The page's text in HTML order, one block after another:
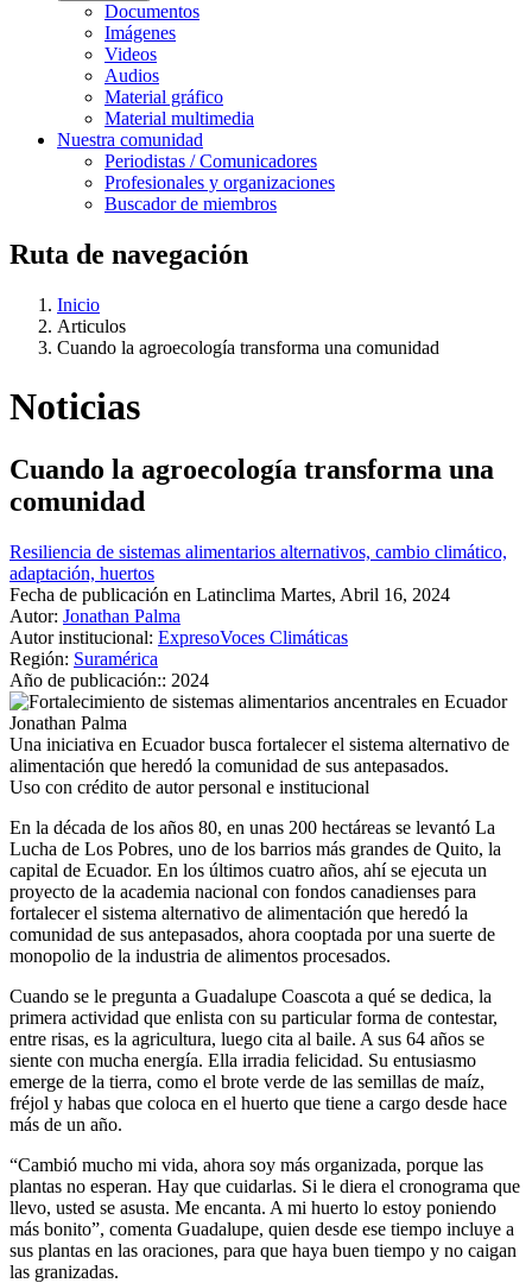
Documentos
Imágenes
Videos
Audios
Material gráfico
Material multimedia
Nuestra comunidad
Periodistas / Comunicadores
Profesionales y organizaciones
Buscador de miembros
Ruta de navegación
Inicio
Articulos
Cuando la agroecología transforma una comunidad
Noticias
Cuando la agroecología transforma una
comunidad
Resiliencia de sistemas alimentarios alternativos, cambio climático,
adaptación, huertos
Fecha de publicación en Latinclima Martes, Abril 16, 2024
Autor: Jonathan Palma
Autor institucional: ExpresoVoces Climáticas
Región: Suramérica
Año de publicación:: 2024
Jonathan Palma
Una iniciativa en Ecuador busca fortalecer el sistema alternativo de
alimentación que heredó la comunidad de sus antepasados.
Uso con crédito de autor personal e institucional
En la década de los años 80, en unas 200 hectáreas se levantó La
Lucha de Los Pobres, uno de los barrios más grandes de Quito, la
capital de Ecuador. En los últimos cuatro años, ahí se ejecuta un
proyecto de la academia nacional con fondos canadienses para
fortalecer el sistema alternativo de alimentación que heredó la
comunidad de sus antepasados, ahora cooptada por una suerte de
monopolio de la industria de alimentos procesados.
Cuando se le pregunta a Guadalupe Coascota a qué se dedica, la
primera actividad que enlista con su particular forma de contestar,
entre risas, es la agricultura, luego cita al baile. A sus 64 años se
siente con mucha energía. Ella irradia felicidad. Su entusiasmo
emerge de la tierra, como el brote verde de las semillas de maíz,
fréjol y habas que coloca en el huerto que tiene a cargo desde hace
más de un año.
“Cambió mucho mi vida, ahora soy más organizada, porque las
plantas no esperan. Hay que cuidarlas. Si le diera el cronograma que
llevo, usted se asusta. Me encanta. A mi huerto lo estoy poniendo
más bonito”, comenta Guadalupe, quien desde ese tiempo incluye a
sus plantas en las oraciones, para que haya buen tiempo y no caigan
las granizadas.